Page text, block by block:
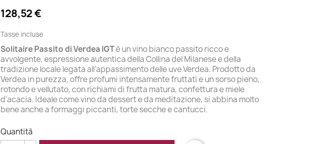
128,52 €
Tasse incluse
Solitaire Passito di Verdea IGTè un vino bianco passito ricco e
avvolgente, espressione autentica della Collina del Milanese e della
tradizione locale legata all’appassimento delle uve Verdea. Prodotto da
Verdea in purezza, offre profumi intensamente fruttati e un sorso pieno,
rotondo e vellutato, con richiami di frutta matura, confettura e miele
d’acacia. Ideale come vino da dessert e da meditazione, si abbina molto
bene anche a formaggi piccanti, torte secche e cantucci.
Quantità